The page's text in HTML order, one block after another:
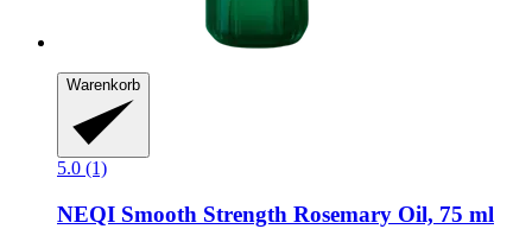
Warenkorb
5.0 (1)
NEQI Smooth Strength Rosemary Oil, 75 ml